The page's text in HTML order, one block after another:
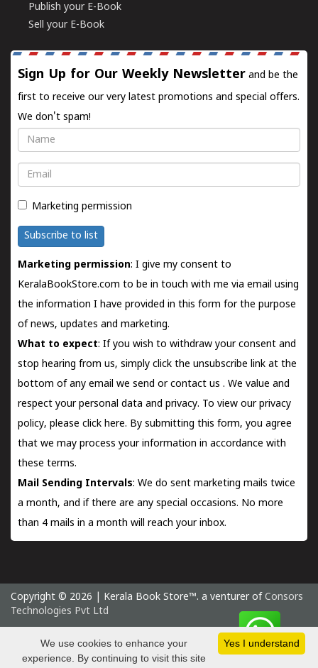
Publish your E-Book
Sell your E-Book
Sign Up for Our Weekly Newsletter and be the
first to receive our very latest promotions and special offers.
We don't spam!
Name
Email
Marketing permission
Subscribe to list
Marketing permission: I give my consent to
KeralaBookStore.com to be in touch with me via email using
the information I have provided in this form for the purpose
of news, updates and marketing.
What to expect: If you wish to withdraw your consent and
stop hearing from us, simply click the unsubscribe link at the
bottom of any email we send orcontact us . We value and
respect your personal data and privacy. To view our privacy
policy, please click here. By submitting this form, you agree
that we may process your information in accordance with
these terms.
Mail Sending Intervals: We do sent marketing mails twice
a month, and if there are any special occasions. No more
than 4 mails in a month will reach your inbox.
Copyright © 2026 | Kerala Book Store™. a venturer of Consors
Technologies Pvt Ltd
Sunday 9 August, 2026 IST
Yes I understand
We use cookies to enhance your
experience. By continuing to visit this site